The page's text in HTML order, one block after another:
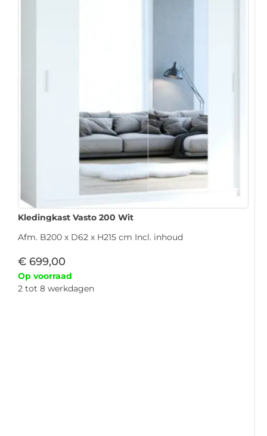
Kledingkast Vasto 200 Wit
Afm. B200 x D62 x H215 cm Incl. inhoud
€ 699,00
Op voorraad
2 tot 8 werkdagen